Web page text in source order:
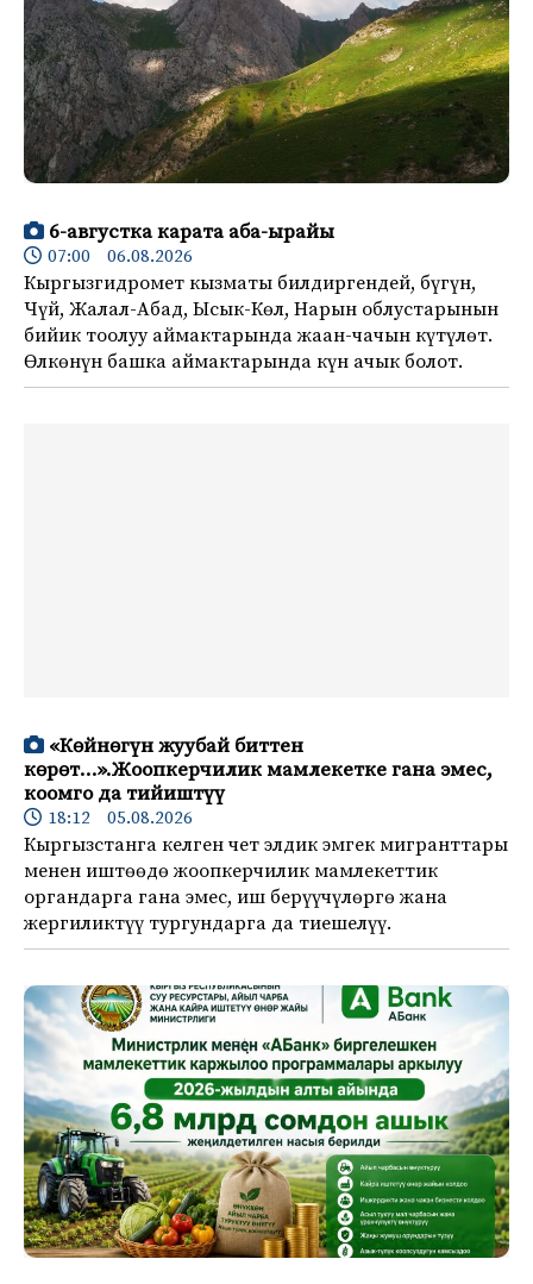
6-августка карата аба-ырайы
07:00 06.08.2026
Кыргызгидромет кызматы билдиргендей, бүгүн,
Чүй, Жалал-Абад, Ысык-Көл, Нарын облустарынын
бийик тоолуу аймактарында жаан-чачын күтүлөт.
Өлкөнүн башка аймактарында күн ачык болот.
«Көйнөгүн жуубай биттен
көрөт…».Жоопкерчилик мамлекетке гана эмес,
коомго да тийиштүү
18:12 05.08.2026
Кыргызстанга келген чет элдик эмгек мигранттары
менен иштөөдө жоопкерчилик мамлекеттик
органдарга гана эмес, иш берүүчүлөргө жана
жергиликтүү тургундарга да тиешелүү.